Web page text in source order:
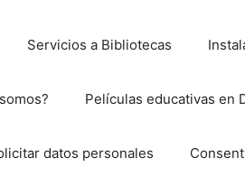
Servicios a Bibliotecas
Películas educativas en
datos personales